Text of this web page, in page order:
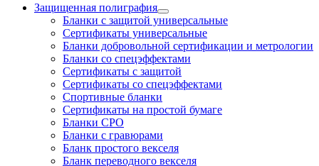
Защищенная полиграфия
Бланки с защитой универсальные
Сертификаты универсальные
Бланки добровольной сертификации и метрологии
Бланки со спецэффектами
Сертификаты с защитой
Сертификаты со спецэффектами
Спортивные бланки
Cертификаты на простой бумаге
Бланки СРО
Бланки с гравюрами
Бланк простого векселя
Бланк переводного векселя